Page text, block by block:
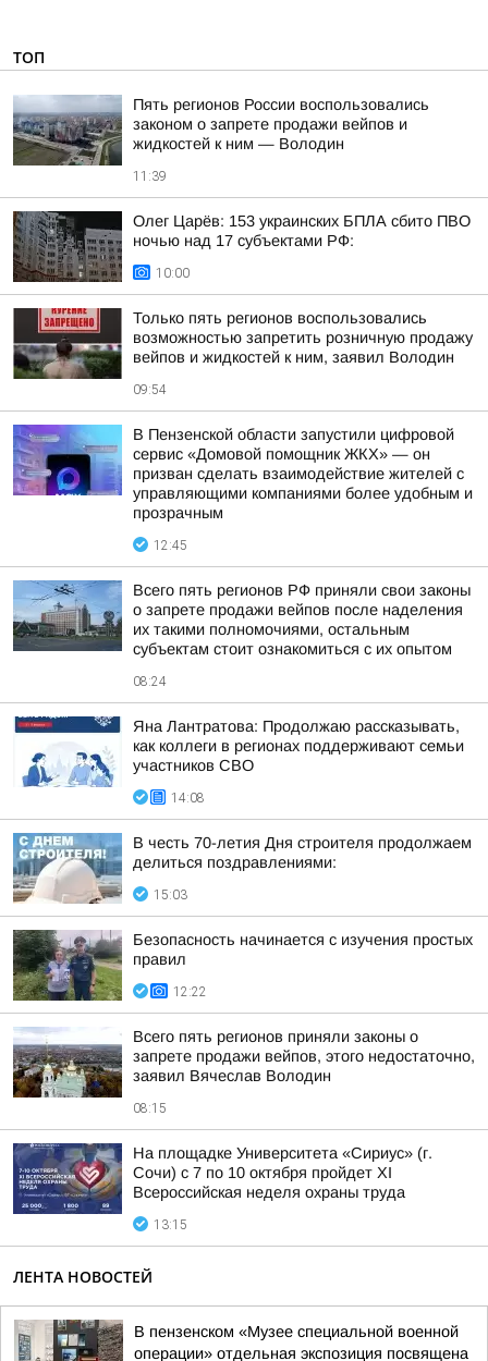
ТОП
Пять регионов России воспользовались
законом о запрете продажи вейпов и
жидкостей к ним — Володин
11:39
Олег Царёв: 153 украинских БПЛА сбито ПВО
ночью над 17 субъектами РФ:
10:00
Только пять регионов воспользовались
возможностью запретить розничную продажу
вейпов и жидкостей к ним, заявил Володин
09:54
В Пензенской области запустили цифровой
сервис «Домовой помощник ЖКХ» — он
призван сделать взаимодействие жителей с
управляющими компаниями более удобным и
прозрачным
12:45
Всего пять регионов РФ приняли свои законы
о запрете продажи вейпов после наделения
их такими полномочиями, остальным
субъектам стоит ознакомиться с их опытом
08:24
Яна Лантратова: Продолжаю рассказывать,
как коллеги в регионах поддерживают семьи
участников СВО
14:08
В честь 70-летия Дня строителя продолжаем
делиться поздравлениями:
15:03
Безопасность начинается с изучения простых
правил
12:22
Всего пять регионов приняли законы о
запрете продажи вейпов, этого недостаточно,
заявил Вячеслав Володин
08:15
На площадке Университета «Сириус» (г.
Сочи) с 7 по 10 октября пройдет XI
Всероссийская неделя охраны труда
13:15
ЛЕНТА НОВОСТЕЙ
В пензенском «Музее специальной военной
операции» отдельная экспозиция посвящена